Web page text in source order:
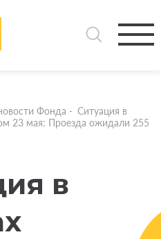
Фонда - Ситуация в
23 мая: Проезда ожидали 255
в